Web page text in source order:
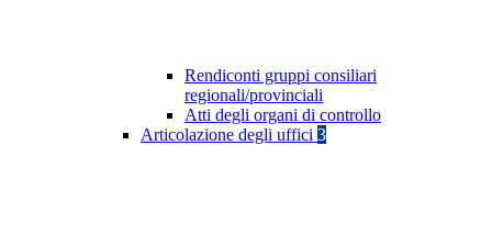
Rendiconti gruppi consiliari
regionali/provinciali
Atti degli organi di controllo
Articolazione degli uffici 3